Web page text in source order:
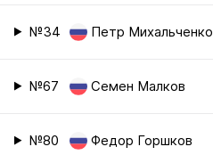
№34 Петр Михальченко
№67 Семен Малков
№80 Федор Горшков